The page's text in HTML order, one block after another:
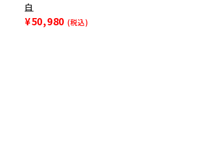
白
¥50,980 (税込)